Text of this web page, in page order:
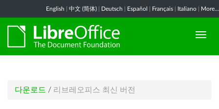
English 中文 (简体) Deutsch Español Français Italiano More...
다운로드 / 리브레오피스 최신 버전